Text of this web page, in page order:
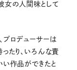
女の人間味として
プロデューサーは
たり、いろんな責
い作品ができたと